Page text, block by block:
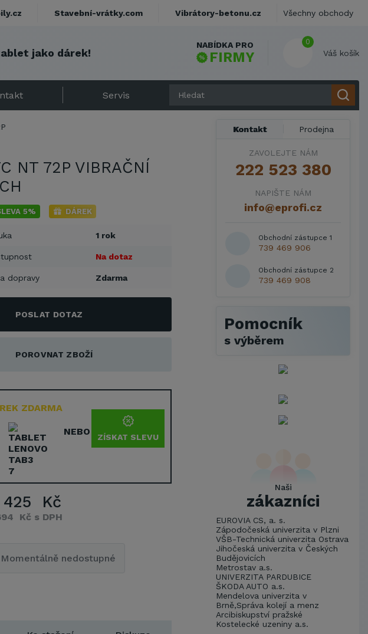
jako dárek!
NABÍDKA PRO
FIRMY
0
Váš košík
Servis
NT 72P VIBRAČNÍ
5% DÁREK
1 rok
Na dotaz
dopravy Zdarma
POSLAT DOTAZ
POROVNAT ZBOŽÍ
ZDARMA
NEBO ZÍSKAT SLEVU
425 Kč
Kč s DPH
Momentálně nedostupné
Kontakt Prodejna
ZAVOLEJTE NÁM
222 523 380
NAPIŠTE NÁM
info@eprofi.cz
Obchodní zástupce 1
739 469 906
Obchodní zástupce 2
739 469 908
Pomocník
s výběrem
Naši
zákazníci
EUROVIA CS, a. s.
Zápodočeská univerzita v Plzni
VŠB-Technická univerzita Ostrava
Jihočeská univerzita v Českých
Budějovicích
Metrostav a.s.
UNIVERZITA PARDUBICE
ŠKODA AUTO a.s.
Mendelova univerzita v
Brně,Správa kolejí a menz
Arcibiskupství pražské
Kostelecké uzeniny a.s.
Stavební-vrátky.com Vibrátory-betonu.cz Všechny obchody